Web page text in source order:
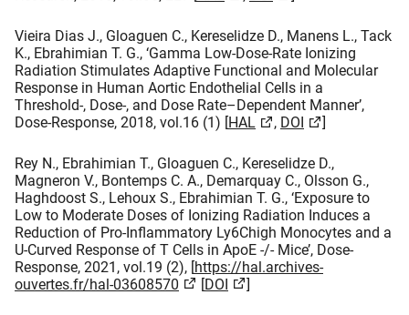
Vieira Dias J., Gloaguen C., Kereselidze D., Manens L., Tack
K., Ebrahimian T. G., ‘Gamma Low-Dose-Rate Ionizing
Radiation Stimulates Adaptive Functional and Molecular
Response in Human Aortic Endothelial Cells in a
Threshold-, Dose-, and Dose Rate–Dependent Manner’,
Dose-Response, 2018, vol.16 (1) [HAL​ , DOI ]
Rey N., Ebrahimian T., Gloaguen C., Kereselidze D.,
Magneron V., Bontemps C. A., Demarquay C., Olsson G.,
Haghdoost S., Lehoux S., Ebrahimian T. G., ‘Exposure to
Low to Moderate Doses of Ionizing Radiation Induces a
Reduction of Pro-Inflammatory Ly6Chigh Monocytes and a
U-Curved Response of T Cells in ApoE -/- Mice’, Dose-
Response, 2021, vol.19 (2), [https://hal.archives-
ouvertes.fr/hal-03608570
[DOI​ ] ​